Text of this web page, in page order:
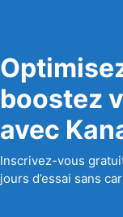
boostez
avec
Inscrivez-vous
jours d’essai sans